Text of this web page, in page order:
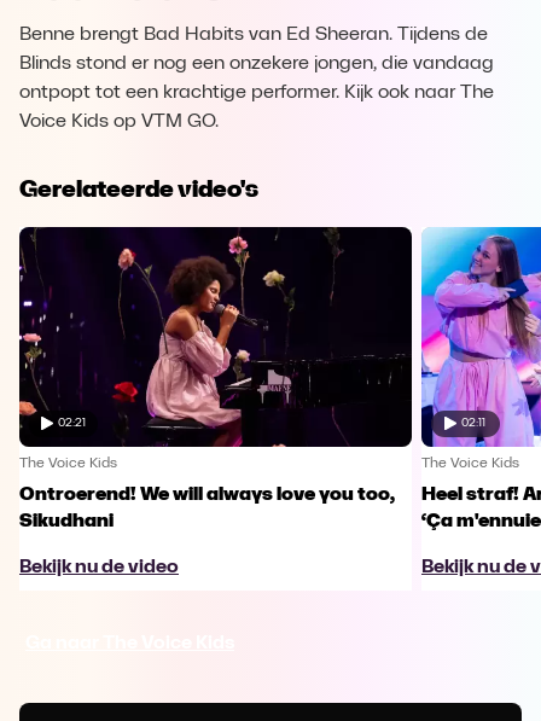
Benne brengt Bad Habits van Ed Sheeran. Tijdens de
Blinds stond er nog een onzekere jongen, die vandaag
ontpopt tot een krachtige performer. Kijk ook naar The
Voice Kids op VTM GO.
Gerelateerde video's
02:21
The Voice Kids
Ontroerend! We will always love you too,
Sikudhani
Bekijk nu de video
02:11
The Voice Kids
Heel straf!
‘Ça
Bekijk nu de